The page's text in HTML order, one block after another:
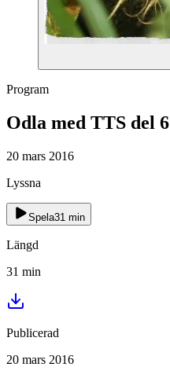
Program
Odla med TTS del 6
20 mars 2016
Lyssna
Spela31 min
Längd
31 min
Publicerad
20 mars 2016